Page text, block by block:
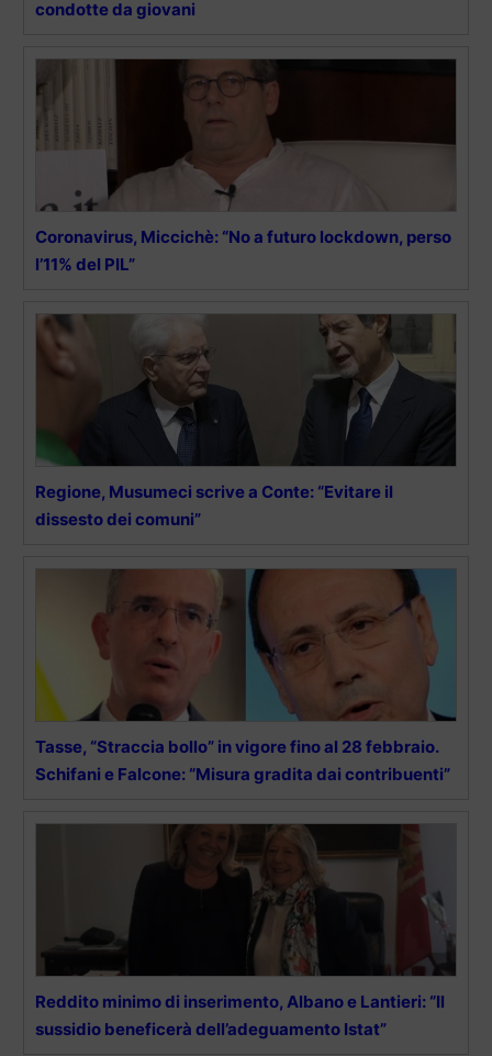
condotte da giovani
Coronavirus, Miccichè: “No a futuro lockdown, perso
l’11% del PIL”
Regione, Musumeci scrive a Conte: “Evitare il
dissesto dei comuni”
Tasse, “Straccia bollo” in vigore fino al 28 febbraio.
Schifani e Falcone: “Misura gradita dai contribuenti”
Reddito minimo di inserimento, Albano e Lantieri: “Il
sussidio beneficerà dell’adeguamento Istat”